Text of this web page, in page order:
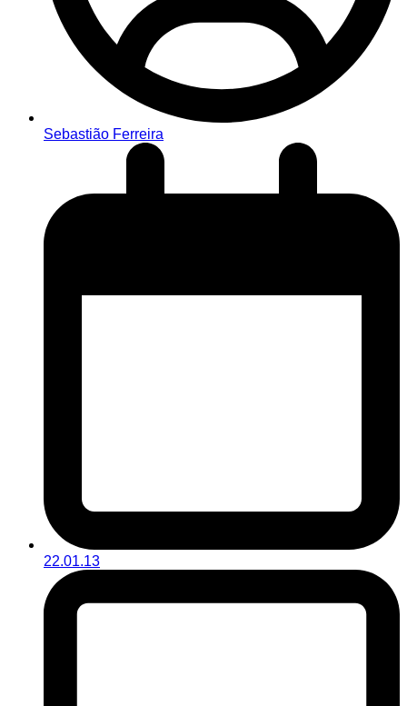
Sebastião Ferreira
22.01.13